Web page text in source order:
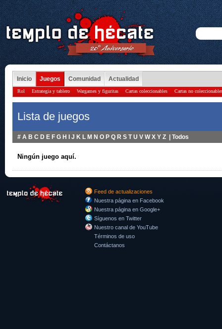
Inicio Juegos Comunidad Actualidad
Rol Estrategia y tablero Wargames y figuritas Cartas coleccionables Cartas no
Lista de juegos
# A B C D E F G H J K L M N O P Q R S T U V W X Y Z Todos
Ningún juego aquí.
Feed de actualizaciones
Nuestra página en Facebook
Nuestra página en Google+
Síguenos en Twitter
Nuestro canal de YouTube
Términos de uso
Contáctanos